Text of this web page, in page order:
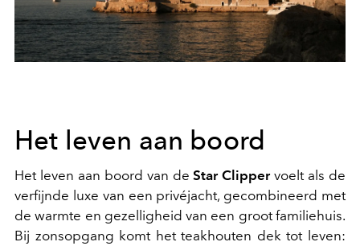
Het leven aan boord
Het leven aan boord van deStar Clippervoelt als de
verfijnde luxe van een privéjacht, gecombineerd met
de warmte en gezelligheid van een groot familiehuis.
Bij zonsopgang komt het teakhouten dek tot leven: